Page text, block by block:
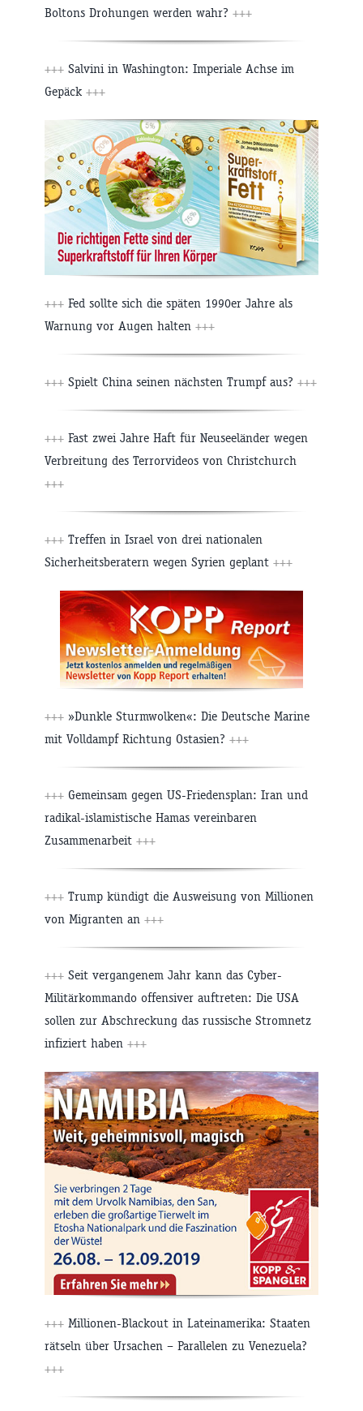
Boltons Drohungen werden wahr? +++
+++ Salvini in Washington: Imperiale Achse im
Gepäck +++
+++ Fed sollte sich die späten 1990er Jahre als
Warnung vor Augen halten +++
+++ Spielt China seinen nächsten Trumpf aus? +++
+++ Fast zwei Jahre Haft für Neuseeländer wegen
Verbreitung des Terrorvideos von Christchurch
+++
+++ Treffen in Israel von drei nationalen
Sicherheitsberatern wegen Syrien geplant +++
+++ »Dunkle Sturmwolken«: Die Deutsche Marine
mit Volldampf Richtung Ostasien? +++
+++ Gemeinsam gegen US-Friedensplan: Iran und
radikal-islamistische Hamas vereinbaren
Zusammenarbeit +++
+++ Trump kündigt die Ausweisung von Millionen
von Migranten an +++
+++ Seit vergangenem Jahr kann das Cyber-
Militärkommando offensiver auftreten: Die USA
sollen zur Abschreckung das russische Stromnetz
infiziert haben +++
+++ Millionen-Blackout in Lateinamerika: Staaten
rätseln über Ursachen – Parallelen zu Venezuela?
+++